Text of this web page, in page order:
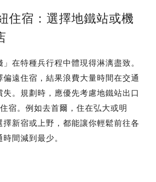
住宿：選擇地鐵站或機
」在特種兵行程中體現得淋漓盡致。
偏遠住宿，結果浪費大量時間在交通
失。規劃時，應優先考慮地鐵站出口
宿。例如去首爾，住在弘大或明
擇新宿或上野，都能讓你輕鬆前往各
間減到最少。